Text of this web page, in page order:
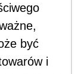
być
i